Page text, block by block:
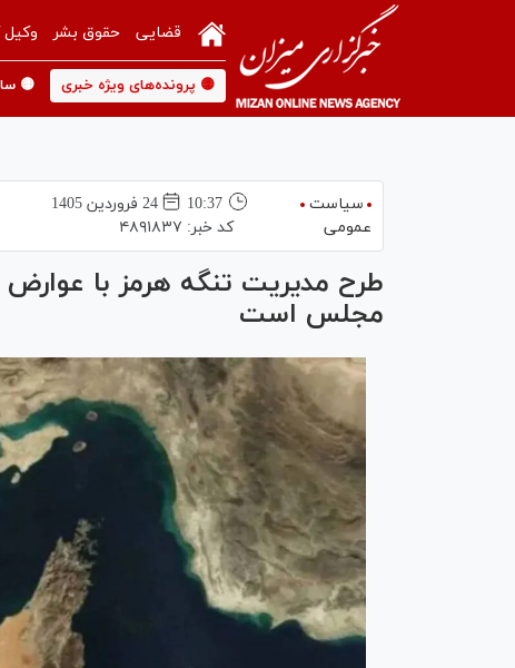
قضایی حقوق بشر وکیل
🟡 پرونده‌های ویژه خبری 🟡
سیاست
عمومی
10:37
24 فروردين 1405
کد خبر: ۴۸۹۱۸۳۷
طرح مدیریت تنگه هرمز با
مجلس است